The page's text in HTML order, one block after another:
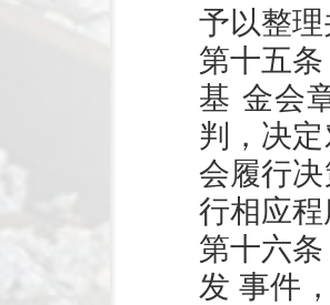
予以整
第十五
基 金会
判，决
会履行
行相应
第十六
发 事件